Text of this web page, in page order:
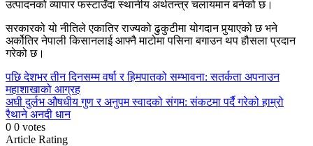
उत्पादनको व्यापार फस्टाउँदा स्थानीय अर्थतन्त्र चलायमान बनेको छ।
सरकारको यो नीतिले एकातिर राज्यको ढुकुटीमा योगदान पुर्‍याएको छ भने
अर्कोतिर नेपाली किसानलाई आफ्नै माटोमा पसिना बगाउन थप हौसला प्रदान
गरेको छ।
Continue
Reading
पछिदेशभर तीन दिनसम्म वर्षा र हिमपातको सम्भावना: सतर्कता अपनाउन
महाशाखाको आग्रह
अघीदुर्लभ औषधीय गुण र अनुपम स्वादको संगम: संकटमा पर्दै गरेको हाम्रो
रैथाने अनदी धान
0 0 votes
Article Rating